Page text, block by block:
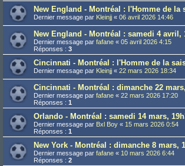
New England - Montréal : l'Homme de la
Dernier message par Kleinjj « 06 avril 2026 14:46
New England - Montréal : samedi 4 avril,
Dernier message par fafane « 05 avril 2026 4:15
Réponses : 3
Cincinnati - Montréal : l'Homme de la
Dernier message par Kleinjj « 22 mars 2026 18:34
Cincinnati - Montréal : dimanche 22
Dernier message par fafane « 22 mars 2026 17:20
Réponses : 1
Orlando - Montréal : samedi 14 mars,
Dernier message par Bxl Boy « 15 mars 2026 0:54
Réponses : 1
New York - Montréal : dimanche 8 mars,
Dernier message par fafane « 10 mars 2026 6:44
Réponses : 2